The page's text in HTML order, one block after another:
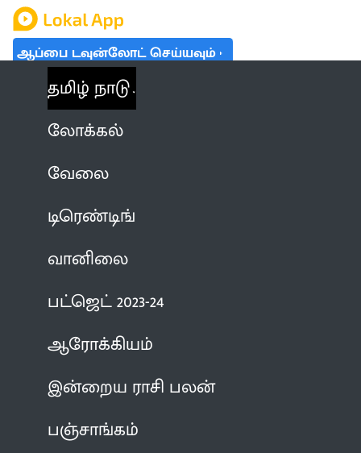
ஆப்பை டவுன்லோட் செய்யவும்
தமிழ் நாடு
லோக்கல்
வேலை
டிரெண்டிங்
வானிலை
பட்ஜெட் 2023-24
ஆரோக்கியம்
இன்றைய ராசி பலன்
பஞ்சாங்கம்